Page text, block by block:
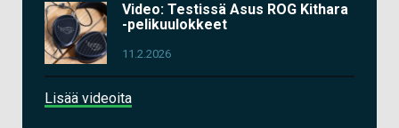
Video: Testissä Asus ROG Kithara
-pelikuulokkeet
11.2.2026
Lisää videoita